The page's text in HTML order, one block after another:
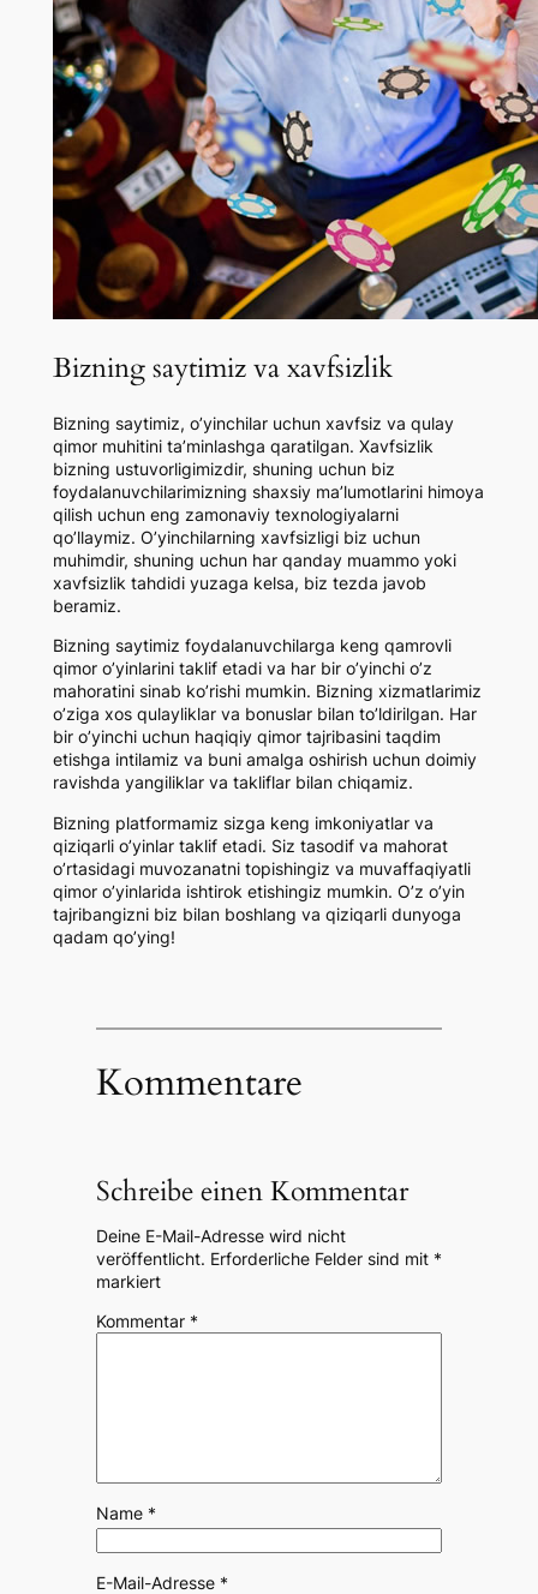
Bizning saytimiz va xavfsizlik
Bizning saytimiz, o’yinchilar uchun xavfsiz va qulay
qimor muhitini ta’minlashga qaratilgan. Xavfsizlik
bizning ustuvorligimizdir, shuning uchun biz
foydalanuvchilarimizning shaxsiy ma’lumotlarini himoya
qilish uchun eng zamonaviy texnologiyalarni
qo’llaymiz. O’yinchilarning xavfsizligi biz uchun
muhimdir, shuning uchun har qanday muammo yoki
xavfsizlik tahdidi yuzaga kelsa, biz tezda javob
beramiz.
Bizning saytimiz foydalanuvchilarga keng qamrovli
qimor o’yinlarini taklif etadi va har bir o’yinchi o’z
mahoratini sinab ko’rishi mumkin. Bizning xizmatlarimiz
o’ziga xos qulayliklar va bonuslar bilan to’ldirilgan. Har
bir o’yinchi uchun haqiqiy qimor tajribasini taqdim
etishga intilamiz va buni amalga oshirish uchun doimiy
ravishda yangiliklar va takliflar bilan chiqamiz.
Bizning platformamiz sizga keng imkoniyatlar va
qiziqarli o’yinlar taklif etadi. Siz tasodif va mahorat
o’rtasidagi muvozanatni topishingiz va muvaffaqiyatli
qimor o’yinlarida ishtirok etishingiz mumkin. O’z o’yin
tajribangizni biz bilan boshlang va qiziqarli dunyoga
qadam qo’ying!
Kommentare
Schreibe einen Kommentar
Deine E-Mail-Adresse wird nicht
veröffentlicht. Erforderliche Felder sind mit *
markiert
Kommentar *
Name *
E-Mail-Adresse *